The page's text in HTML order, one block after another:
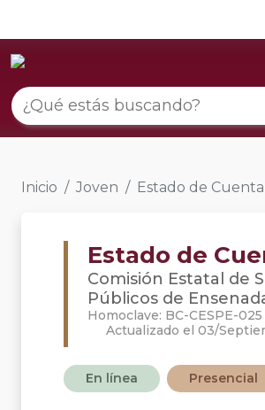
Inicio Joven Estado de Cuenta
Estado de
Comisión Estatal de
Públicos de
Homoclave: BC-CESPE-025
Actualizado el 03/
En línea
Presencial